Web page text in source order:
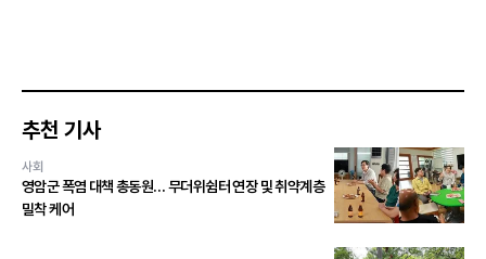
추천 기사
사회
영암군 폭염 대책 총동원… 무더위쉼터 연장 및 취약계층
밀착 케어